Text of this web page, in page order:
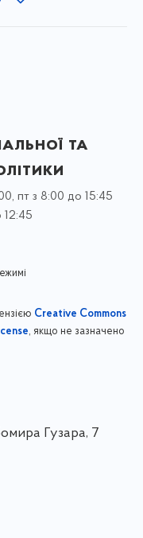
та
пт з 8:00 до 15:45
12:45
Creative Commons
, якщо не зазначено
Гузара, 7